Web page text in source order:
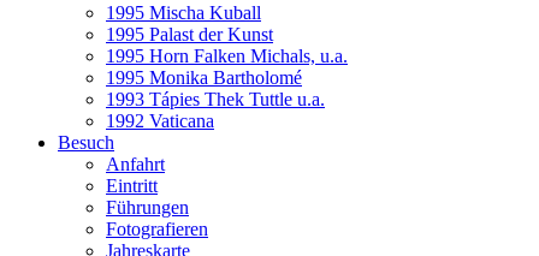
1995 Mischa Kuball
1995 Palast der Kunst
1995 Horn Falken Michals, u.a.
1995 Monika Bartholomé
1993 Tápies Thek Tuttle u.a.
1992 Vaticana
Besuch
Anfahrt
Eintritt
Führungen
Fotografieren
Jahreskarte